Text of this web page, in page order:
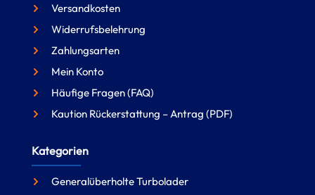
Versandkosten
Widerrufsbelehrung
Zahlungsarten
Mein Konto
Häufige Fragen (FAQ)
Kaution Rückerstattung – Antrag (PDF)
Kategorien
Generalüberholte Turbolader